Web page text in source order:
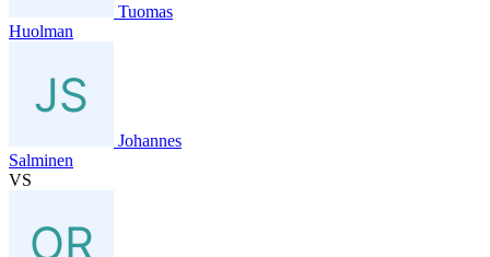
Tuomas
Huolman
Johannes
Salminen
VS